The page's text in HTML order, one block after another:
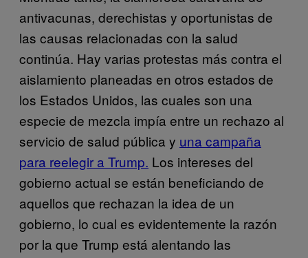
antivacunas, derechistas y oportunistas de
las causas relacionadas con la salud
continúa. Hay varias protestas más contra el
aislamiento planeadas en otros estados de
los Estados Unidos, las cuales son una
especie de mezcla impía entre un rechazo al
servicio de salud pública y una campaña
para reelegir a Trump. Los intereses del
gobierno actual se están beneficiando de
aquellos que rechazan la idea de un
gobierno, lo cual es evidentemente la razón
por la que Trump está alentando las